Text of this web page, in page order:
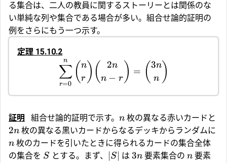
る集合は、二人の教員に関するストーリーとは関係のな
い単純な列や集合である場合が多い。組合せ論的証明の
例をさらにもう一つ示す。
定理 15.10.2
r=0
∑
n ( r
n)( n − r
2n ) = ( n
3n)
証明 組合せ論的証明で示す。 n 枚の異なる赤いカードと
2n 枚の異なる黒いカードからなるデッキからランダムに
n 枚のカードを引いたときに得られるカードの集合全体
の集合を S とする。まず、 S は3n 要素集合のn 要素